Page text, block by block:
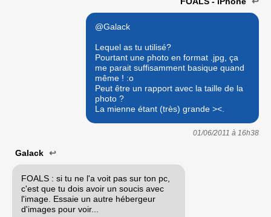
@Galack
Lequel as tu utilisé?
Pourtant une photo en format .jpg, ça
me parait suffisamment basique quand
même ! :o
Peut être un rapport avec la taille de la
photo ?
La mienne étant (très) grande ><.
01/06/2011 à 16h38
Galack ↩
FOALS : si tu ne l'a voit pas sur ton pc,
c'est que tu dois avoir un soucis avec
l'image. Essaie un autre hébergeur
d'images pour voir...